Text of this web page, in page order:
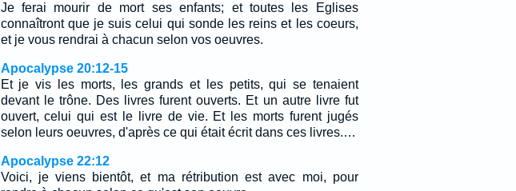
Je ferai mourir de mort ses enfants; et toutes les Eglises
connaîtront que je suis celui qui sonde les reins et les coeurs,
et je vous rendrai à chacun selon vos oeuvres.
Apocalypse 20:12-15
Et je vis les morts, les grands et les petits, qui se tenaient
devant le trône. Des livres furent ouverts. Et un autre livre fut
ouvert, celui qui est le livre de vie. Et les morts furent jugés
selon leurs oeuvres, d'après ce qui était écrit dans ces livres.…
Apocalypse 22:12
Voici, je viens bientôt, et ma rétribution est avec moi, pour